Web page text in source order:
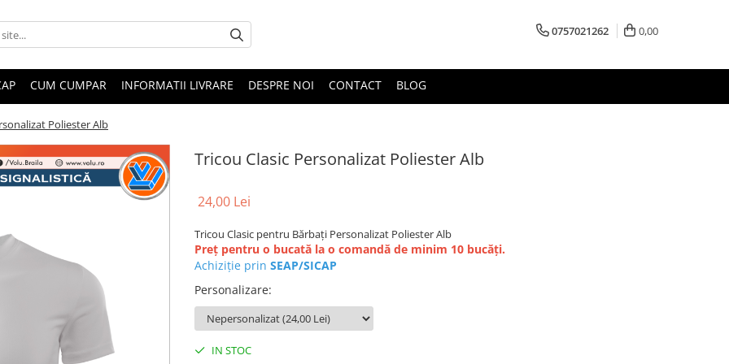
0757021262 0,00
CUM CUMPAR INFORMATII LIVRARE DESPRE NOI CONTACT BLOG
Poliester Alb
Tricou Clasic Personalizat Poliester Alb
24,00 Lei
Tricou Clasic pentru Bărbați Personalizat Poliester Alb
Preț pentru o bucată la o comandă de minim 10 bucăți.
Achiziție prin SEAP/SICAP
Personalizare:
IN STOC